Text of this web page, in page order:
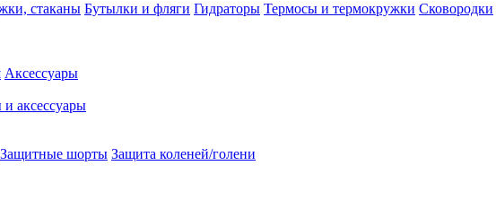
стаканы Бутылки и фляги Гидраторы Термосы и термокружки Сковородки
Аксессуары
аксессуары
Защитные шорты Защита коленей/голени